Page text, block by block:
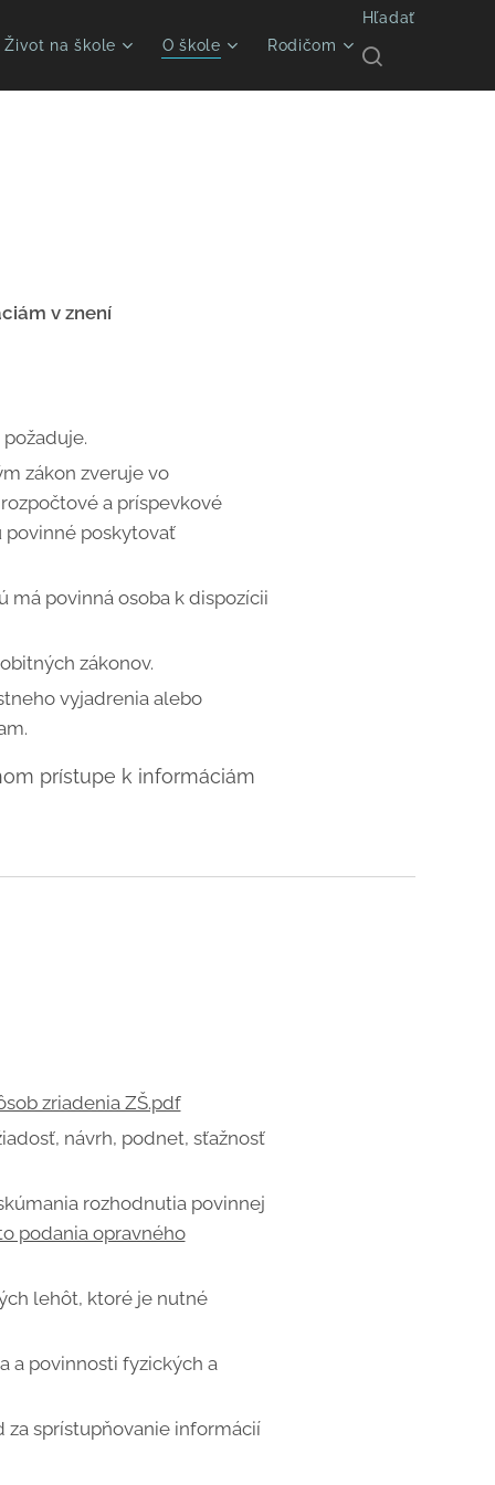
Život na škole O škole Rodičom
Hľadať
v znení
zákon zveruje vo
a príspevkové
povinné poskytovať
povinná osoba k dispozícii
zákonov.
vyjadrenia alebo
prístupe k informáciám
zriadenia ZŠ.pdf
návrh, podnet, sťažnosť
rozhodnutia povinnej
podania opravného
lehôt, ktoré je nutné
a povinnosti fyzických a
za sprístupňovanie informácií